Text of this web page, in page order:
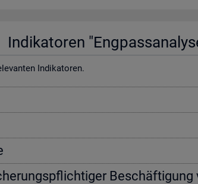
In­di­ka­to­ren
In­di­ka­to­ren.
Be­schäf­ti­gung